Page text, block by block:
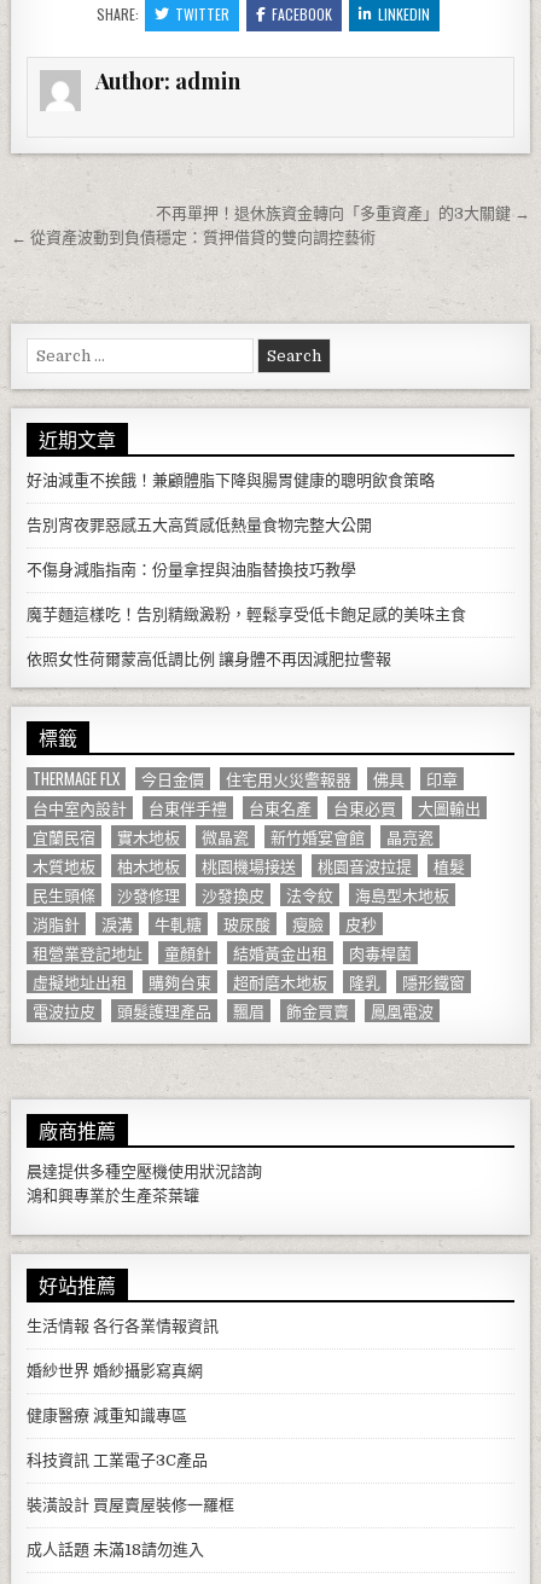
SHARE: TWITTER FACEBOOK LINKEDIN
Author: admin
文章導覽
不再單押！退休族資金轉向「多重資產」的3大關鍵 →
← 從資產波動到負債穩定：質押借貸的雙向調控藝術
Search for:
近期文章
好油減重不挨餓！兼顧體脂下降與腸胃健康的聰明飲食策略
告別宵夜罪惡感五大高質感低熱量食物完整大公開
不傷身減脂指南：份量拿捏與油脂替換技巧教學
魔芋麵這樣吃！告別精緻澱粉，輕鬆享受低卡飽足感的美味主食
依照女性荷爾蒙高低調比例 讓身體不再因減肥拉警報
標籤
THERMAGE FLX 今日金價 住宅用火災警報器 佛具
印章
台中室內設計
台東伴手禮 台東名產 台東必買
大圖輸出
宜蘭民宿
實木地板 微晶瓷 新竹婚宴會館
晶亮瓷
木質地板
柚木地板 桃園機場接送 桃園音波拉提
植髮
民生頭條
沙發修理 沙發換皮 法令紋
海島型木地板
消脂針
淚溝 牛軋糖 玻尿酸 瘦臉
皮秒
租營業登記地址
童顏針 結婚黃金出租
肉毒桿菌
虛擬地址出租
購夠台東 超耐磨木地板 隆乳
隱形鐵窗
電波拉皮
頭髮護理產品 飄眉 飾金買賣 鳳凰電波
廠商推薦
晨達提供多種空壓機使用狀況諮詢
鴻和興專業於生產茶葉罐
好站推薦
生活情報 各行各業情報資訊
婚紗世界 婚紗攝影寫真網
健康醫療 減重知識專區
科技資訊 工業電子3C產品
裝潢設計 買屋賣屋裝修一羅框
成人話題 未滿18請勿進入